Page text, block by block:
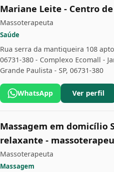
Mariane Leite - Centro
Massoterapeuta
Saúde
Rua serra da mantiqueira 108
06731-380 - Complexo Ecomall -
Grande Paulista - SP, 06731-380
WhatsApp Ver perfil
Massagem em domicílio
relaxante -
Massoterapeuta
Massagem